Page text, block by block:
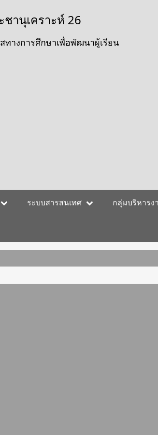
ชานุเคราะห์ 26
ทางการศึกษาเพื่อพัฒนาผู้เรียน
ระบบสารสนเทศ กลุ่มบริหารง